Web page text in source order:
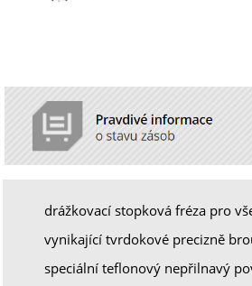
drážkovací stopková fréza pro
vynikající tvrdokové precizně
speciální teflonový nepřilnavý